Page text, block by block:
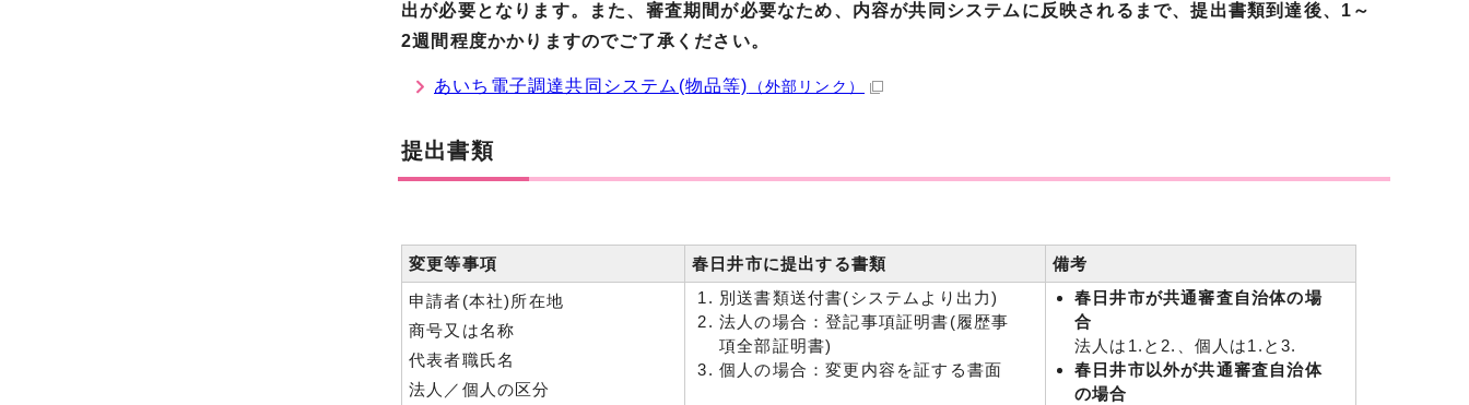
出が必要となります。また、審査期間が必要なため、内容が共同システムに反映されるまで、提出書類到達後、1～
2週間程度かかりますのでご了承ください。
あいち電子調達共同システム(物品等) （外部リンク）
提出書類
変更等事項 春日井市に提出する書類
備考
申請者(本社)所在地
商号又は名称
代表者職氏名
法人／個人の区分
別送書類送付書(システムより出力)
法人の場合：登記事項証明書(履歴事
項全部証明書)
個人の場合：変更内容を証する書面
春日井市が共通審査自治体の場
合
法人は1.と2.、個人は1.と3.
春日井市以外が共通審査自治体
の場合